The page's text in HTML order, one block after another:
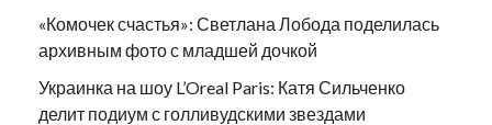
«Комочек счастья»: Светлана Лобода поделилась
архивным фото с младшей дочкой
Украинка на шоу L’Oreal Paris: Катя Сильченко
делит подиум с голливудскими звездами